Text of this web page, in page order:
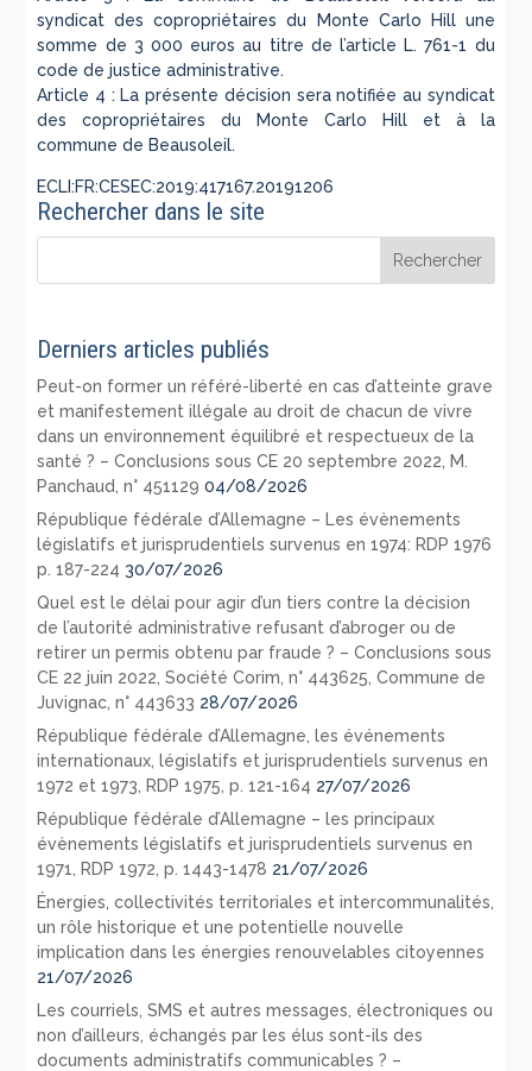
syndicat des copropriétaires du Monte Carlo Hill une
somme de 3 000 euros au titre de l’article L. 761-1 du
code de justice administrative.
Article 4 : La présente décision sera notifiée au syndicat
des copropriétaires du Monte Carlo Hill et à la
commune de Beausoleil.
ECLI:FR:CESEC:2019:417167.20191206
Rechercher dans le site
Derniers articles publiés
Peut-on former un référé-liberté en cas d’atteinte grave
et manifestement illégale au droit de chacun de vivre
dans un environnement équilibré et respectueux de la
santé ? – Conclusions sous CE 20 septembre 2022, M.
Panchaud, n° 451129 04/08/2026
République fédérale d’Allemagne – Les évènements
législatifs et jurisprudentiels survenus en 1974: RDP 1976
p. 187-224 30/07/2026
Quel est le délai pour agir d’un tiers contre la décision
de l’autorité administrative refusant d’abroger ou de
retirer un permis obtenu par fraude ? – Conclusions sous
CE 22 juin 2022, Société Corim, n° 443625, Commune de
Juvignac, n° 443633 28/07/2026
République fédérale d’Allemagne, les événements
internationaux, législatifs et jurisprudentiels survenus en
1972 et 1973, RDP 1975, p. 121-164 27/07/2026
République fédérale d’Allemagne – les principaux
évènements législatifs et jurisprudentiels survenus en
1971, RDP 1972, p. 1443-1478 21/07/2026
Énergies, collectivités territoriales et intercommunalités,
un rôle historique et une potentielle nouvelle
implication dans les énergies renouvelables citoyennes
21/07/2026
Les courriels, SMS et autres messages, électroniques ou
non d’ailleurs, échangés par les élus sont-ils des
documents administratifs communicables ? –